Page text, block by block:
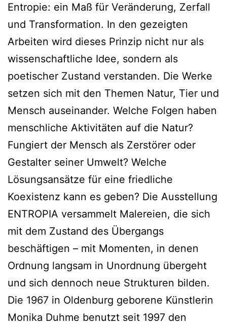
Entropie: ein Maß für Veränderung, Zerfall
und Transformation. In den gezeigten
Arbeiten wird dieses Prinzip nicht nur als
wissenschaftliche Idee, sondern als
poetischer Zustand verstanden. Die Werke
setzen sich mit den Themen Natur, Tier und
Mensch auseinander. Welche Folgen haben
menschliche Aktivitäten auf die Natur?
Fungiert der Mensch als Zerstörer oder
Gestalter seiner Umwelt? Welche
Lösungsansätze für eine friedliche
Koexistenz kann es geben? Die Ausstellung
ENTROPIA versammelt Malereien, die sich
mit dem Zustand des Übergangs
beschäftigen – mit Momenten, in denen
Ordnung langsam in Unordnung übergeht
und sich dennoch neue Strukturen bilden.
Die 1967 in Oldenburg geborene Künstlerin
Monika Duhme benutzt seit 1997 den